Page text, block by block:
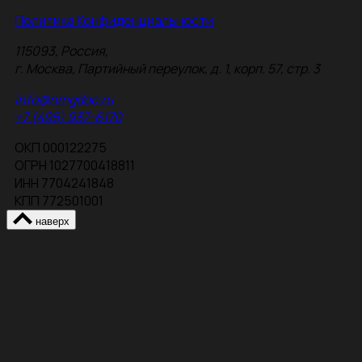
Политика Конфиденциальности
115093, Россия,
г. Москва, Партийный переулок, д. 1, корп. 57, стр. 3
info@nmgdoc.ru
+7 (495) 937-6170
ОКП 000122275
ОГРН 1027700418811
ИНН 7704241848
КПП 772501001
наверх